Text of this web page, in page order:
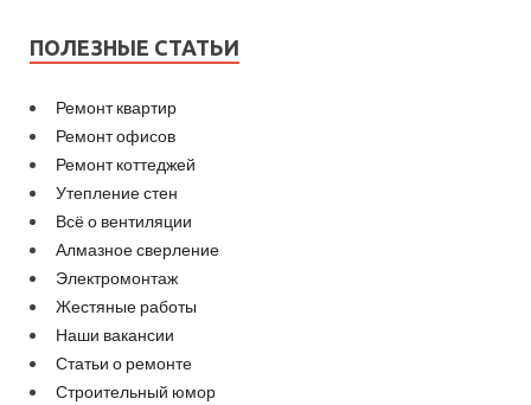
ПОЛЕЗНЫЕ СТАТЬИ
Ремонт квартир
Ремонт офисов
Ремонт коттеджей
Утепление стен
Всё о вентиляции
Алмазное сверление
Электромонтаж
Жестяные работы
Наши вакансии
Статьи о ремонте
Строительный юмор